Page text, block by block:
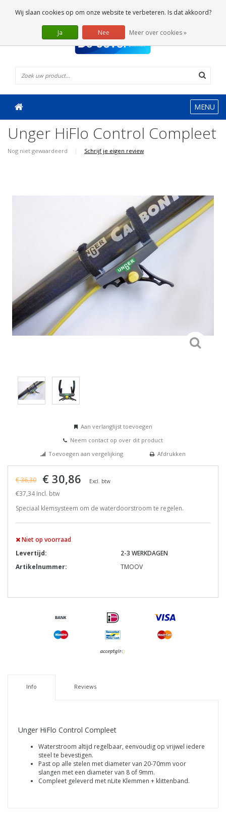
0 Artikelen
MENU
Unger HiFlo Control Compleet
Nog niet gewaardeerd | Schrijf je eigen review
Aan verlanglijst toevoegen
Neem contact op over dit product
Toevoegen aan vergelijking
Afdrukken
€ 36,30 € 30,86 Excl. btw
€37,34 Incl. btw
Speciaal klemsysteem om de waterdoorstroom te regelen.
Niet op voorraad
Levertijd:
2-3 WERKDAGEN
Artikelnummer:
TMOOV
Info Reviews
Unger HiFlo Control Compleet
Waterstroom altijd regelbaar, eenvoudig op vrijwel iedere
steel te bevestigen.
Past op alle stelen met diameter van 20-70mm voor
slangen met een diameter van 8 of 9mm.
Compleet geleverd met nLite Klemmen + klittenband.
Wij slaan cookies op om onze website te verbeteren. Is dat akkoord?
Ja Nee Meer over cookies »